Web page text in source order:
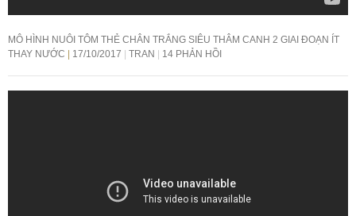
MÔ HÌNH NUÔI TÔM THẺ CHÂN TRẮNG SIÊU THÂM CANH 2 GIAI ĐOẠN ÍT
THAY NƯỚC
17/10/2017 TRAN 14 PHẢN HỒI